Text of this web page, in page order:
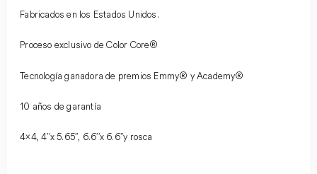
Fabricados en los Estados Unidos.
Proceso exclusivo de Color Core®
Tecnología ganadora de premios Emmy® y Academy®
10 años de garantía
4×4, 4’’x 5.65’’, 6.6’’x 6.6’’y rosca